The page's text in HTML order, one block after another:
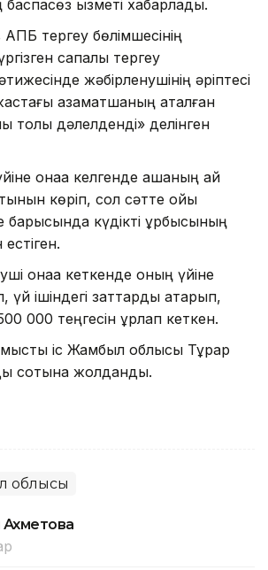
баспасөз қызметі хабарлады.
АПБ тергеу бөлімшесінің
сапалы тергеу
жәбірленушінің әріптесі
азаматшаның аталған
толық дәлелденді» делінген
қонаққа келгенде ақшаның қай
көріп, сол сәтте ойы
барысында күдікті құрбысының
естіген.
қонаққа кеткенде оның үйіне
үй ішіндегі заттарды ақтарып,
000 теңгесін ұрлап кеткен.
іс Жамбыл облысы Тұрар
сотына жолданды.
облысы